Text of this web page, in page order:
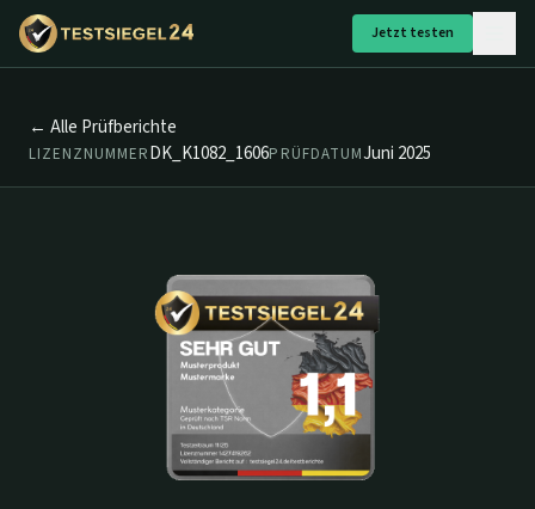
Jetzt testen
← Alle Prüfberichte
LIZENZNUMMERDK_K1082_1606PRÜFDATUMJuni 2025